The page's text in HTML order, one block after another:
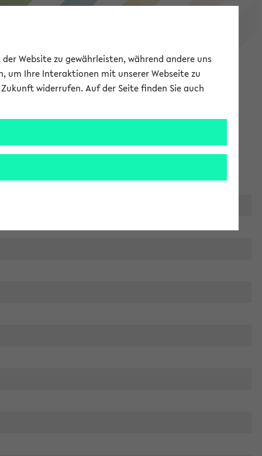
eKVV
Website zu gewährleisten, während andere uns
um Ihre Interaktionen mit unserer Webseite zu
widerrufen. Auf der Seite finden Sie auch